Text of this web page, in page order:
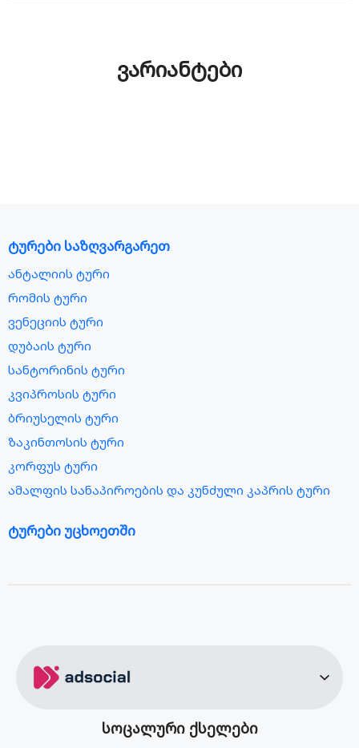
ვარიანტები
ტურები საზღვარგარეთ
ანტალიის ტური
რომის ტური
ვენეციის ტური
დუბაის ტური
სანტორინის ტური
კვიპროსის ტური
ბრიუსელის ტური
ზაკინთოსის ტური
კორფუს ტური
ამალფის სანაპიროების და კუნძული კაპრის ტური
ტურები უცხოეთში
სეიშელის კუნძულების ტური
ვენის ტური
შარმ ელ შეიხის ტურისოცალური ქსელები